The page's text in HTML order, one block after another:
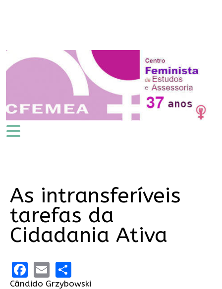
As intransferíveis
tarefas da
Cidadania Ativa
Facebook
EmailShare
Cândido Grzybowski